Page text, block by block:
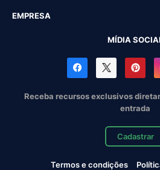
EMPRESA
MÍDIA
Receba recursos exclusivos
entrada
Cadastrar
Termos e condições